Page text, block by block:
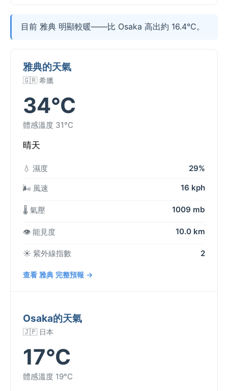
目前 雅典 明顯較暖——比 Osaka 高出約 16.4°C。
雅典的天氣
🇬🇷 希臘
34°C
體感溫度 31°C
晴天
💧 濕度 29%
🌬️ 風速 16 kph
🌡️ 氣壓 1009 mb
👁️ 能見度 10.0 km
☀️ 紫外線指數 2
查看 雅典 完整預報 →
Osaka的天氣
🇯🇵 日本
17°C
體感溫度 19°C